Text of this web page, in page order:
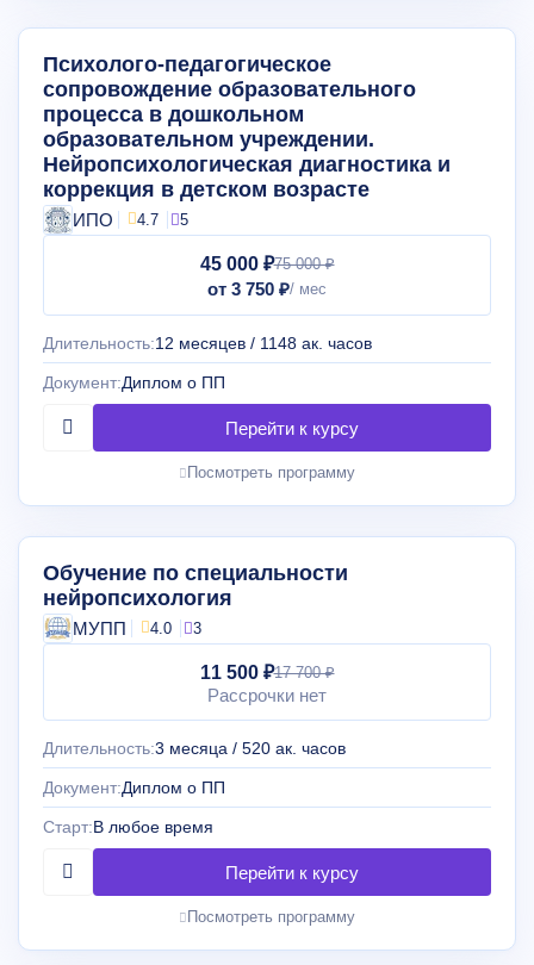
Психолого-педагогическое
сопровождение образовательного
процесса в дошкольном
образовательном учреждении.
Нейропсихологическая диагностика и
коррекция в детском возрасте
ИПО 4.7 5
45 000 ₽75 000 ₽
от 3 750 ₽
Длительность:12 месяцев / 1148 ак. часов
Документ:Диплом о ПП
Посмотреть программу
Обучение по специальности
нейропсихология
МУПП 4.0 3
11 500 ₽17 700 ₽
Рассрочки нет
Длительность:3 месяца / 520 ак. часов
Документ:Диплом о ПП
Старт:В любое время
Посмотреть программу